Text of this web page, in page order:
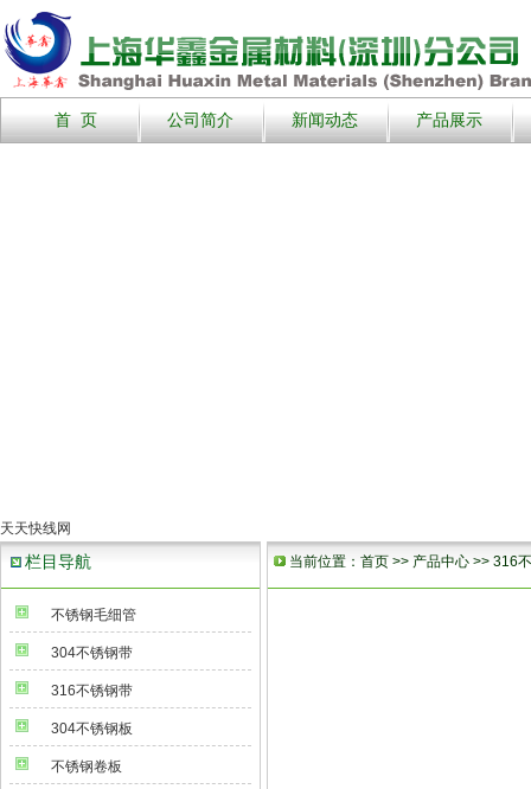
首 页 公司简介 新闻动态 产品展示
天天快线网
栏目导航
不锈钢毛细管
304不锈钢带
316不锈钢带
304不锈钢板
不锈钢卷板
当前位置： 首页 >> 产品中心 >> 316